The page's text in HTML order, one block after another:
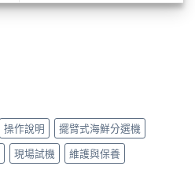
操作說明
擺臂式海鮮分選機
現場試機
維護與保養